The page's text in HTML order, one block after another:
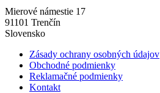
Mierové námestie 17
91101 Trenčín
Slovensko
Zásady ochrany osobných údajov
Obchodné podmienky
Reklamačné podmienky
Kontakt